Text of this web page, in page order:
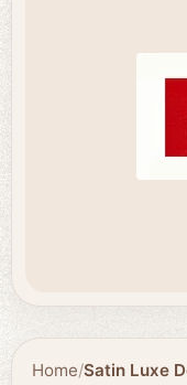
Home/Satin Luxe